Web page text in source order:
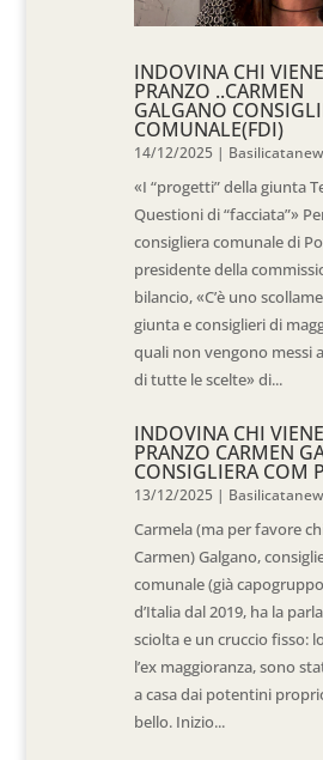
INDOVINA CHI
PRANZO ..CARMEN
GALGANO
COMUNALE(FDI)
14/12/2025 |
«I “progetti” della giunta
Questioni di “facciata”»
consigliera comunale di
presidente della
bilancio, «C’è uno
giunta e consiglieri di
quali non vengono messi
di tutte le scelte» di...
INDOVINA CHI
PRANZO CARMEN
CONSIGLIERA COM
13/12/2025 |
Carmela (ma per favore
Carmen) Galgano,
comunale (già
d’Italia dal 2019, ha la
sciolta e un cruccio fisso:
l’ex maggioranza, sono
a casa dai potentini
bello. Inizio...